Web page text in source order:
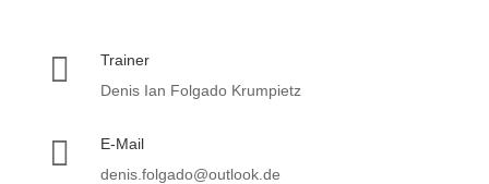

Trainer
Denis Ian Folgado Krumpietz

E-Mail
denis.folgado@outlook.de